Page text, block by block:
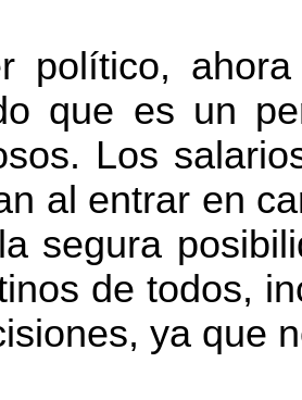
ahora
que es un
Los
al entrar en
segura
de todos,
ya que